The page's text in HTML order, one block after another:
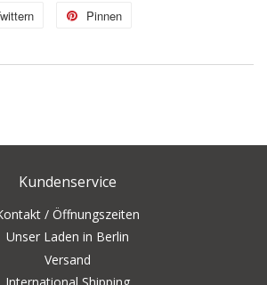
twittern
Pinnen
pinnen
Kundenservice
/ Öffnungszeiten
Unser Laden in Berlin
Versand